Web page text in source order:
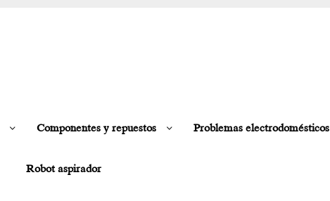
Componentes y repuestos Problemas electrodomésticos
Robot aspirador